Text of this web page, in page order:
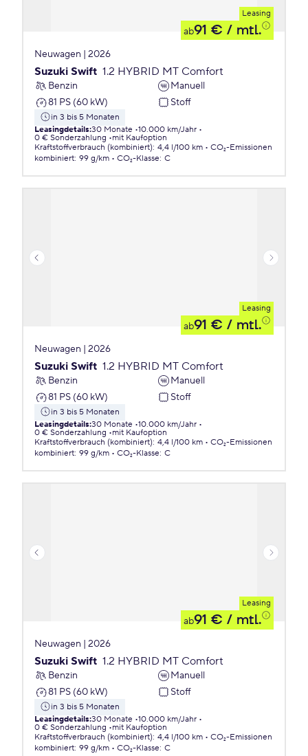
Leasing
ab91 € / mtl.
Neuwagen | 2026
Suzuki Swift 1.2 HYBRID MT Comfort
Benzin
Manuell
81 PS (60 kW)
Stoff
in 3 bis 5 Monaten
Leasingdetails:30 Monate 10.000 km/Jahr
0 € Sonderzahlung
mit Kaufoption
Kraftstoffverbrauch (kombiniert): 4,4 l/100 km
CO₂-Emissionen
kombiniert: 99 g/km CO₂-Klasse: C
Leasing
ab91 € / mtl.
Neuwagen | 2026
Suzuki Swift 1.2 HYBRID MT Comfort
Benzin
Manuell
81 PS (60 kW)
Stoff
in 3 bis 5 Monaten
Leasingdetails:30 Monate 10.000 km/Jahr
0 € Sonderzahlung
mit Kaufoption
Kraftstoffverbrauch (kombiniert): 4,4 l/100 km
CO₂-Emissionen
kombiniert: 99 g/km CO₂-Klasse: C
Leasing
ab91 € / mtl.
Neuwagen | 2026
Suzuki Swift 1.2 HYBRID MT Comfort
Benzin
Manuell
81 PS (60 kW)
Stoff
in 3 bis 5 Monaten
Leasingdetails:30 Monate 10.000 km/Jahr
0 € Sonderzahlung
mit Kaufoption
Kraftstoffverbrauch (kombiniert): 4,4 l/100 km
CO₂-Emissionen
kombiniert: 99 g/km CO₂-Klasse: C